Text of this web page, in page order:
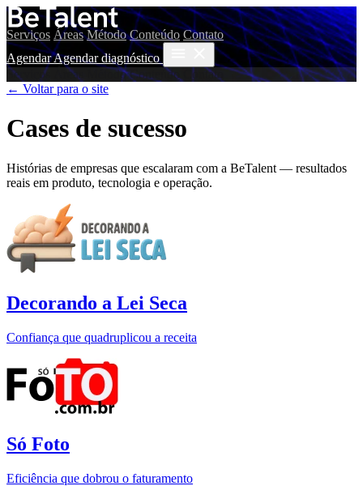
Serviços Áreas Método Conteúdo Contato
AgendarAgendar diagnóstico
Serviços
Áreas Método Conteúdo
Contato
← Voltar para o site
Cases de sucesso
Histórias de empresas que escalaram com a BeTalent — resultados
reais em produto, tecnologia e operação.
Decorando a Lei Seca
Confiança que quadruplicou a receita
Só Foto
Eficiência que dobrou o faturamento